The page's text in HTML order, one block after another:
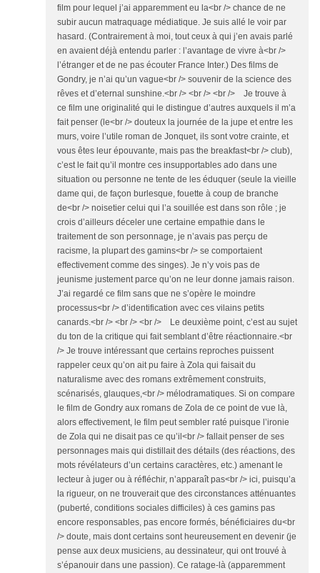
film pour lequel j’ai apparemment eu la<br /> chance de ne
subir aucun matraquage médiatique. Je suis allé le voir par
hasard. (Contrairement à moi, tout ceux à qui j’en avais parlé
en avaient déjà entendu parler : l’avantage de vivre à<br />
l’étranger et de ne pas écouter France Inter.) Des films de
Gondry, je n’ai qu’un vague<br /> souvenir de la science des
rêves et d’eternal sunshine.<br /> <br /> <br /> Je trouve à
ce film une originalité qui le distingue d’autres auxquels il m’a
fait penser (le<br /> douteux la journée de la jupe et entre les
murs, voire l’utile roman de Jonquet, ils sont votre crainte, et
vous êtes leur épouvante, mais pas the breakfast<br /> club),
c’est le fait qu’il montre ces insupportables ado dans une
situation ou personne ne tente de les éduquer (seule la vieille
dame qui, de façon burlesque, fouette à coup de branche
de<br /> noisetier celui qui l’a souillée est dans son rôle ; je
crois d’ailleurs déceler une certaine empathie dans le
traitement de son personnage, je n’avais pas perçu de
racisme, la plupart des gamins<br /> se comportaient
effectivement comme des singes). Je n’y vois pas de
jeunisme justement parce qu’on ne leur donne jamais raison.
J’ai regardé ce film sans que ne s’opère le moindre
processus<br /> d’identification avec ces vilains petits
canards.<br /> <br /> <br /> Le deuxième point, c’est au sujet
du ton de la critique qui fait semblant d’être réactionnaire.<br
/> Je trouve intéressant que certains reproches puissent
rappeler ceux qu’on ait pu faire à Zola qui faisait du
naturalisme avec des romans extrêmement construits,
scénarisés, glauques,<br /> mélodramatiques. Si on compare
le film de Gondry aux romans de Zola de ce point de vue là,
alors effectivement, le film peut sembler raté puisque l’ironie
de Zola qui ne disait pas ce qu’il<br /> fallait penser de ses
personnages mais qui distillait des détails (des réactions, des
mots révélateurs d’un certains caractères, etc.) amenant le
lecteur à juger ou à réfléchir, n’apparaît pas<br /> ici, puisqu’a
la rigueur, on ne trouverait que des circonstances atténuantes
(puberté, conditions sociales difficiles) à ces gamins pas
encore responsables, pas encore formés, bénéficiaires du<br
/> doute, mais dont certains sont heureusement en devenir (je
pense aux deux musiciens, au dessinateur, qui ont trouvé à
s’épanouir dans une passion). Ce ratage-là (apparemment